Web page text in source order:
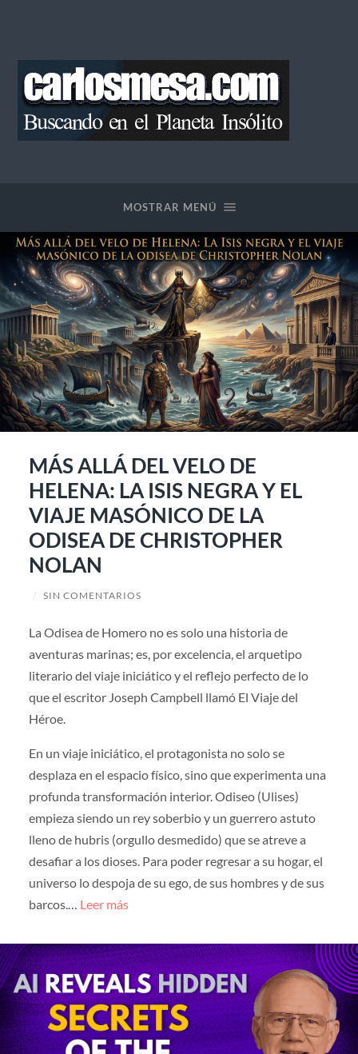
MOSTRAR MENÚ
MÁS ALLÁ DEL VELO DE
HELENA: LA ISIS NEGRA Y EL
VIAJE MASÓNICO DE LA
ODISEA DE CHRISTOPHER
NOLAN
/ SIN COMENTARIOS
La Odisea de Homero no es solo una historia de
aventuras marinas; es, por excelencia, el arquetipo
literario del viaje iniciático y el reflejo perfecto de lo
que el escritor Joseph Campbell llamó El Viaje del
Héroe.
En un viaje iniciático, el protagonista no solo se
desplaza en el espacio físico, sino que experimenta una
profunda transformación interior. Odiseo (Ulises)
empieza siendo un rey soberbio y un guerrero astuto
lleno de hubris (orgullo desmedido) que se atreve a
desafiar a los dioses. Para poder regresar a su hogar, el
universo lo despoja de su ego, de sus hombres y de sus
barcos.… Leer más